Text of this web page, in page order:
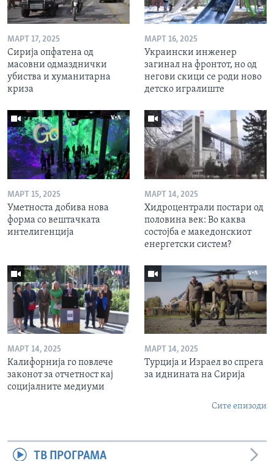
МАРТ 17, 2025
Сирија опфатена од
масовни одмазднички
убиства и хуманитарна
криза
МАРТ 16, 2025
Украински инженер
загинал на фронтот, но од
негови скици се роди ново
детско игралиште
МАРТ 15, 2025
Уметноста добива нова
форма со вештачката
интелигенција
МАРТ 14, 2025
Хидроцентрали постари од
половина век: Во каква
состојба е македонскиот
енергетски систем?
МАРТ 14, 2025
Калифорнија го повлече
законот за отчетност кај
социјалните медиуми
МАРТ 14, 2025
Турција и Израел во спрега
за иднината на Сирија
Сите епизоди
ТВ ПРОГРАМА